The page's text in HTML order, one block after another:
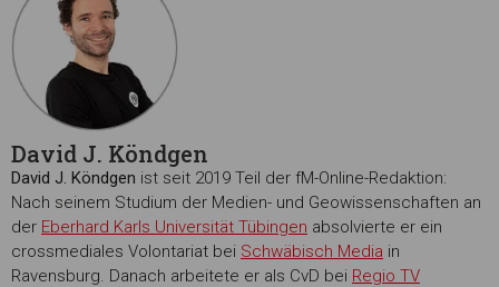
David J. Köndgen
David J. Köndgen ist seit 2019 Teil der fM-Online-Redaktion:
Nach seinem Studium der Medien- und Geowissenschaften an
der Eberhard Karls Universität Tübingen absolvierte er ein
crossmediales Volontariat bei Schwäbisch Media in
Ravensburg. Danach arbeitete er als CvD bei Regio TV